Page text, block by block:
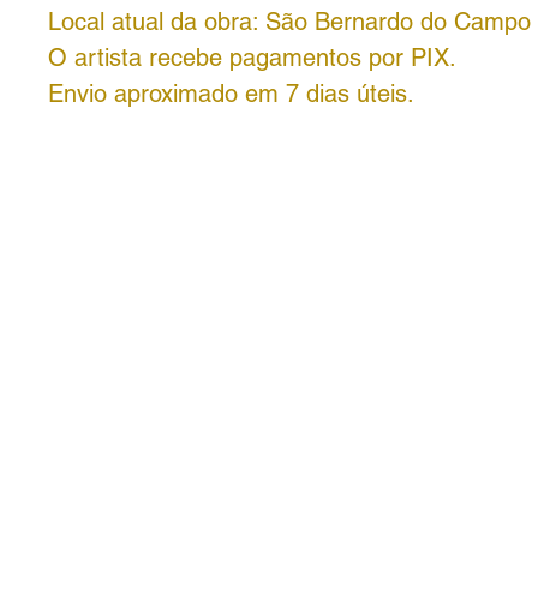
Local atual da obra: São Bernardo do Campo
O artista recebe pagamentos por PIX.
Envio aproximado em 7 dias úteis.